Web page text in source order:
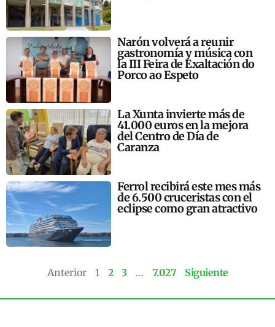
Narón volverá a reunir
gastronomía y música con
la III Feira de Exaltación do
Porco ao Espeto
La Xunta invierte más de
41.000 euros en la mejora
del Centro de Día de
Caranza
Ferrol recibirá este mes más
de 6.500 cruceristas con el
eclipse como gran atractivo
Anterior 1 2 3 … 7.027 Siguiente